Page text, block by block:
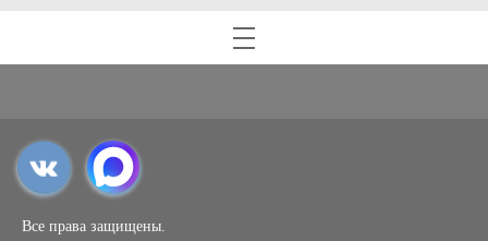
Все права защищены.